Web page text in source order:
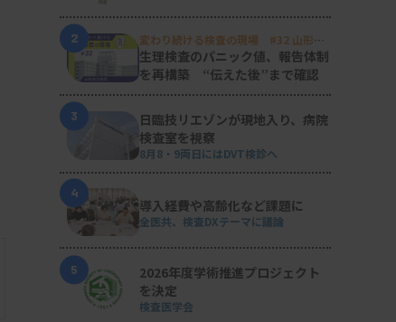
2
変わり続ける検査の現場 #32 山形済
生病院
生理検査のパニック値、報告体制
を再構築 “伝えた後”まで確認
3
日臨技リエゾンが現地入り、病院
検査室を視察
8月8・9両日にはDVT検診へ
4
導入経費や高齢化など課題に
全医共、検査DXテーマに議論
5
2026年度学術推進プロジェクト
を決定
検査医学会